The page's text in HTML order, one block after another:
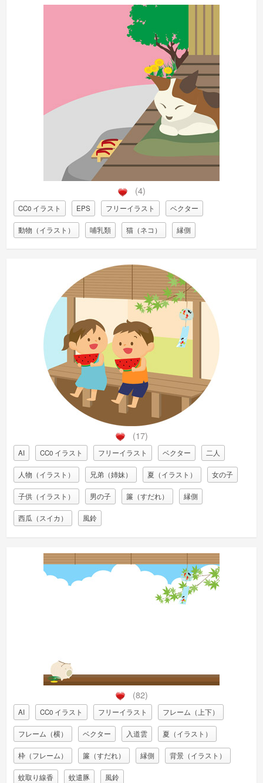
(4)
CC0 イラスト EPS フリーイラスト ベクター
動物（イラスト） 哺乳類 猫（ネコ） 縁側
(17)
AI CC0 イラスト フリーイラスト ベクター 二人
人物（イラスト） 兄弟（姉妹） 夏（イラスト） 女の子
子供（イラスト） 男の子 簾（すだれ） 縁側
西瓜（スイカ） 風鈴
(82)
AI CC0 イラスト フリーイラスト フレーム（上下）
フレーム（横） ベクター 入道雲 夏（イラスト）
枠（フレーム） 簾（すだれ） 縁側 背景（イラスト）
蚊取り線香 蚊遣豚 風鈴